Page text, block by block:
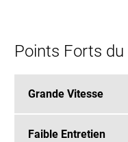
Points Forts du
Grande Vitesse
Faible Entretien